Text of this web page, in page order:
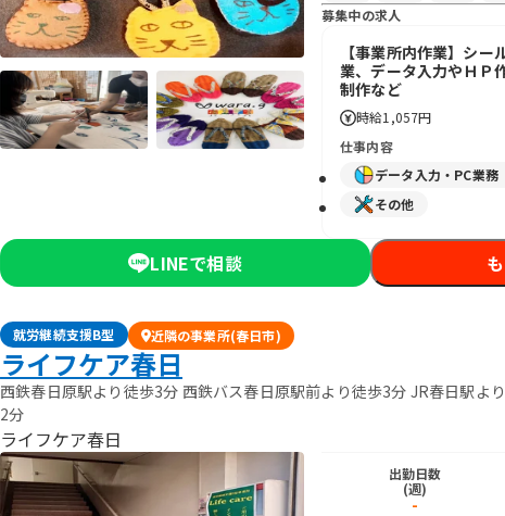
募集中の求人
【事業所内作業】シ
業、データ入力やＨＰ
制作など
時給1,057円
仕事内容
データ入力・PC業務
その他
LINEで相談
就労継続支援B型 近隣の事業所(春日市)
ライフケア春日
西鉄春日原駅より徒歩3分 西鉄バス春日原駅前より徒歩3分 JR春日駅よ
2分
ライフケア春日
出勤日数
(週)
-